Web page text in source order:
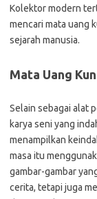
Kolektor modern
mencari mata uang
sejarah manusia.
Mata Uang
Selain sebagai alat
karya seni yang
menampilkan
masa itu
gambar-gambar
cerita, tetapi juga